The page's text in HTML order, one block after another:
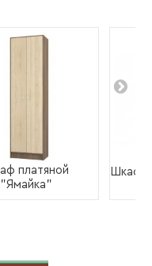
платяной
"Ямайка"
Шкаф